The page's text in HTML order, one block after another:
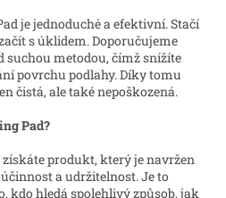
je jednoduché a efektivní. Stačí
s úklidem. Doporučujeme
metodou, čímž snížíte
povrchu podlahy. Díky tomu
čistá, ale také nepoškozená.
Pad?
získáte produkt, který je navržen
a udržitelnost. Je to
kdo hledá spolehlivý způsob, jak